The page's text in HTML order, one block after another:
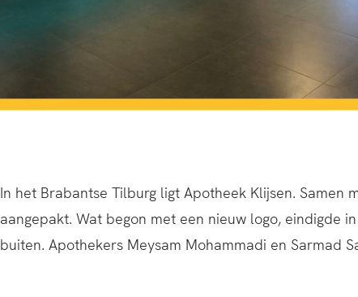
In het Brabantse Tilburg ligt Apotheek Klijsen. Samen
aangepakt. Wat begon met een nieuw logo, eindigde
buiten. Apothekers Meysam Mohammadi en Sarmad